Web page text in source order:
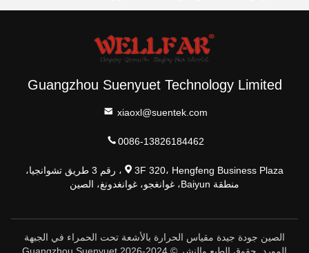
Guangzhou Suenyuet Technology Limited
xiaoxl@suentek.com
0086-13826184462
3F 320، Hengfeng Business Plaza، رقم 3 طريق تشوانجيا،
منطقة Baiyun، غوانغجو، غوانغدونغ، الصين
الصين جودة جيدة مقياس الحرارة بالأشعة تحت الحمراء في الجبهة